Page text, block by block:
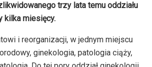
trzy lata temu oddziału
kilka miesięcy.
i reorganizacji, w jednym miejscu
ginekologia, patologia ciąży,